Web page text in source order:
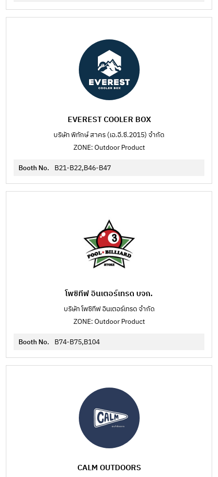
EVEREST COOLER BOX
บริษัท พิทักษ์ สาคร (เอ.อี.ซี.2015) จำกัด
ZONE: Outdoor Product
Booth No. B21-B22,B46-B47
โพซิทีฟ อินเตอร์เทรด บจก.
บริษัท โพซิทีฟ อินเตอร์เทรด จำกัด
ZONE: Outdoor Product
Booth No. B74-B75,B104
CALM OUTDOORS